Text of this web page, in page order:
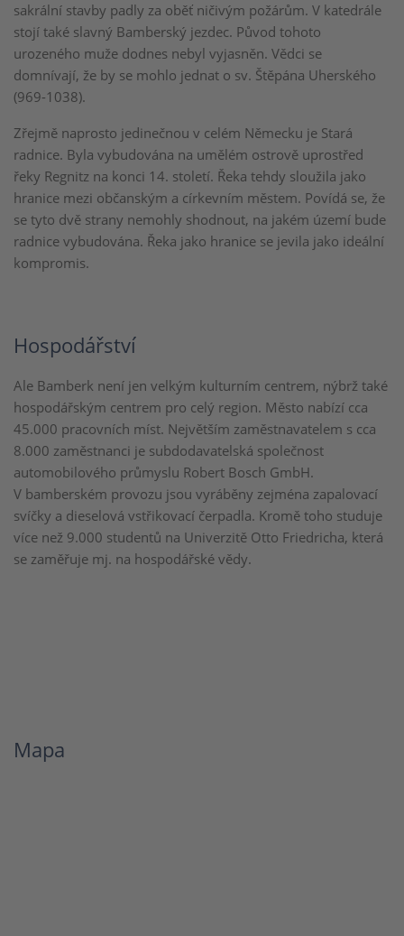
sakrální stavby padly za oběť ničivým požárům. V katedrále
stojí také slavný Bamberský jezdec. Původ tohoto
urozeného muže dodnes nebyl vyjasněn. Vědci se
domnívají, že by se mohlo jednat o sv. Štěpána Uherského
(969-1038).
Zřejmě naprosto jedinečnou v celém Německu je Stará
radnice. Byla vybudována na umělém ostrově uprostřed
řeky Regnitz na konci 14. století. Řeka tehdy sloužila jako
hranice mezi občanským a církevním městem. Povídá se, že
se tyto dvě strany nemohly shodnout, na jakém území bude
radnice vybudována. Řeka jako hranice se jevila jako ideální
kompromis.
Hospodářství
Ale Bamberk není jen velkým kulturním centrem, nýbrž také
hospodářským centrem pro celý region. Město nabízí cca
45.000 pracovních míst. Největším zaměstnavatelem s cca
8.000 zaměstnanci je subdodavatelská společnost
automobilového průmyslu Robert Bosch GmbH.
V bamberském provozu jsou vyráběny zejména zapalovací
svíčky a dieselová vstřikovací čerpadla. Kromě toho studuje
více než 9.000 studentů na Univerzitě Otto Friedricha, která
se zaměřuje mj. na hospodářské vědy.
Mapa